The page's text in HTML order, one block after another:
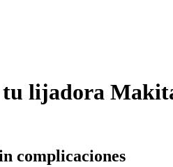
tu lijadora
complicaciones